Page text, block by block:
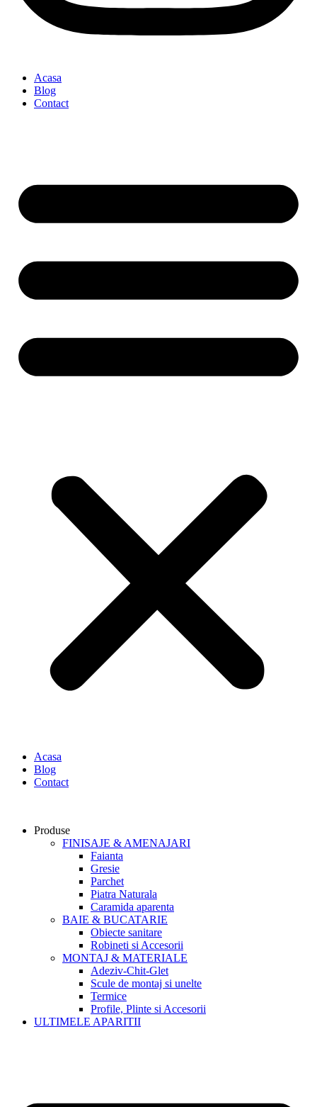
Acasa
Blog
Contact
Acasa
Blog
Contact
Produse
FINISAJE & AMENAJARI
Faianta
Gresie
Parchet
Piatra Naturala
Caramida aparenta
BAIE & BUCATARIE
Obiecte sanitare
Robineti si Accesorii
MONTAJ & MATERIALE
Adeziv-Chit-Glet
Scule de montaj si unelte
Termice
Profile, Plinte si Accesorii
ULTIMELE APARITII